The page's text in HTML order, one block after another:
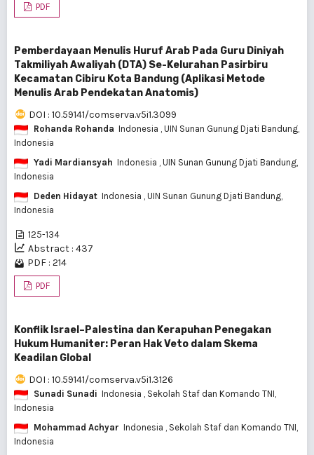
PDF
Pemberdayaan Menulis Huruf Arab Pada Guru Diniyah
Takmiliyah Awaliyah (DTA) Se-Kelurahan Pasirbiru
Kecamatan Cibiru Kota Bandung (Aplikasi Metode
Menulis Arab Pendekatan Anatomis)
DOI : 10.59141/comserva.v5i1.3099
Rohanda Rohanda Indonesia , UIN Sunan Gunung Djati Bandung,
Indonesia
Yadi Mardiansyah Indonesia , UIN Sunan Gunung Djati Bandung,
Indonesia
Deden Hidayat Indonesia , UIN Sunan Gunung Djati Bandung,
Indonesia
125-134
Abstract : 437
PDF : 214
PDF
Konflik Israel–Palestina dan Kerapuhan Penegakan
Hukum Humaniter: Peran Hak Veto dalam Skema
Keadilan Global
DOI : 10.59141/comserva.v5i1.3126
Sunadi Sunadi Indonesia , Sekolah Staf dan Komando TNI,
Indonesia
Mohammad Achyar Indonesia , Sekolah Staf dan Komando TNI,
Indonesia